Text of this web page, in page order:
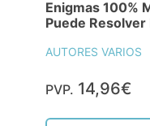
Enigmas 100%
Puede
AUTORES VARIOS
PVP. 14,96€